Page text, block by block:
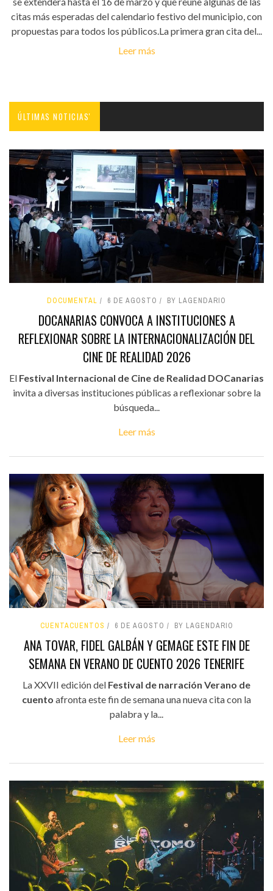
citas más esperadas del calendario festivo del municipio, con
propuestas para todos los públicos.La primera gran cita del...
Leer más
ÚLTIMAS NOTICIAS'
DOCUMENTAL 6 DE AGOSTO BY LAGENDARIO
DOCANARIAS CONVOCA A INSTITUCIONES A
REFLEXIONAR SOBRE LA INTERNACIONALIZACIÓN DEL
CINE DE REALIDAD 2026
El Festival Internacional de Cine de Realidad DOCanarias
invita a diversas instituciones públicas a reflexionar sobre la
búsqueda...
Leer más
CUENTACUENTOS 6 DE AGOSTO BY LAGENDARIO
ANA TOVAR, FIDEL GALBÁN Y GEMAGE ESTE FIN DE
SEMANA EN VERANO DE CUENTO 2026 TENERIFE
La XXVII edición del Festival de narración Verano de
cuento afronta este fin de semana una nueva cita con la
palabra y la...
Leer más